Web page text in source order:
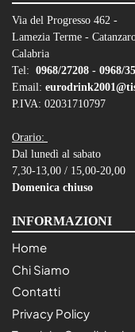
Via del Progresso 462 -
Lamezia Terme -
Calabria
Tel: 0968/27208 - 0968/
Email:
P.IVA: 02031710797
Orario:
Dal lunedì al sabato
7,30-13,00 / 15,00-20,00
Domenica chiuso
INFORMAZIONI
Home
Chi Siamo
Contatti
Privacy Policy